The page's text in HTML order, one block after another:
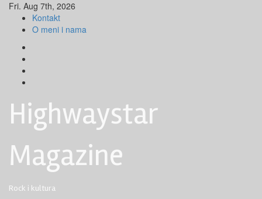
Skip
content
Fri. Aug 7th, 2026
Kontakt
O meni i nama
Highwaystar
Magazine
Rock i kultura